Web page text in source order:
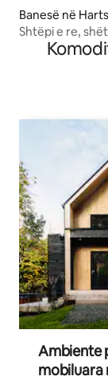
Banesë në
Shtëpi e re,
Ambiente
mobiluara